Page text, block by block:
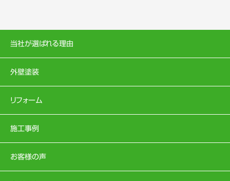
当社が選ばれる理由
外壁塗装
リフォーム
施工事例
お客様の声